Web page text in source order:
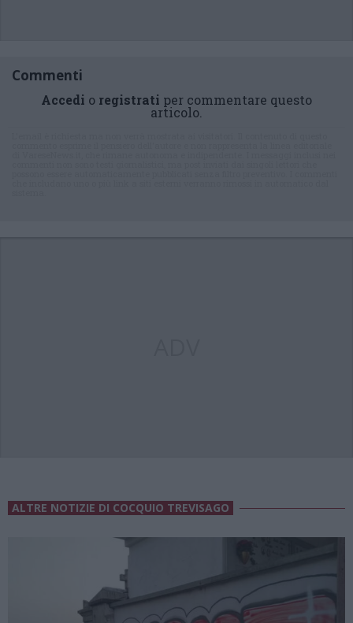
Commenti
Accedi o registrati per commentare questo
articolo.
ALTRE NOTIZIE DI COCQUIO TREVISAGO